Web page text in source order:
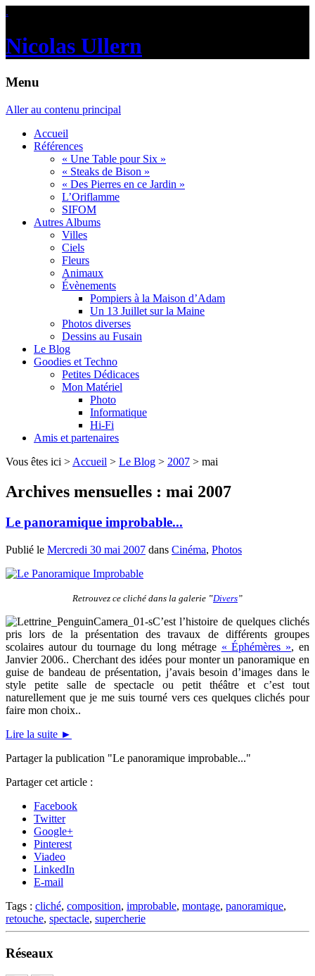
.
Nicolas Ullern
Menu
Aller au contenu principal
Accueil
Références
« Une Table pour Six »
« Steaks de Bison »
« Des Pierres en ce Jardin »
L’Oriflamme
SIFOM
Autres Albums
Villes
Ciels
Fleurs
Animaux
Évènements
Pompiers à la Maison d’Adam
Un 13 Juillet sur la Maine
Photos diverses
Dessins au Fusain
Le Blog
Goodies et Techno
Petites Dédicaces
Mon Matériel
Photo
Informatique
Hi-Fi
Amis et partenaires
Vous êtes ici > Accueil > Le Blog > 2007 > mai
Archives mensuelles : mai 2007
Le panoramique improbable...
Publié le Mercredi 30 mai 2007 dans Cinéma, Photos
Retrouvez ce cliché dans la galerie ‟Divers”
C’est l’histoire de quelques clichés
pris lors de la présentation des travaux de différents groupes
scolaires autour du tournage du long métrage « Éphémères », en
Janvier 2006.. Cherchant des idées pour monter un panoramique en
guise de bandeau de présentation, j’avais besoin d’images dans le
style petite salle de spectacle ou petit théâtre et c’est tout
naturellement que je me suis tourné vers ces quelques clichés pour
faire mon choix..
Lire la suite ►
Partager la publication "Le panoramique improbable..."
Partager cet article :
Facebook
Twitter
Google+
Pinterest
Viadeo
LinkedIn
E-mail
Tags : cliché, composition, improbable, montage, panoramique,
retouche, spectacle, supercherie
Réseaux